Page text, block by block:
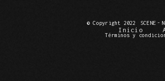
Inicio
© Copyright 2022 SCENE -
Términos y